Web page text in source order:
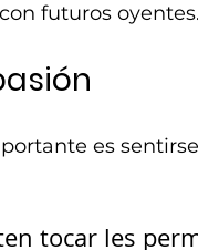
futuros oyentes.
es
tocar les